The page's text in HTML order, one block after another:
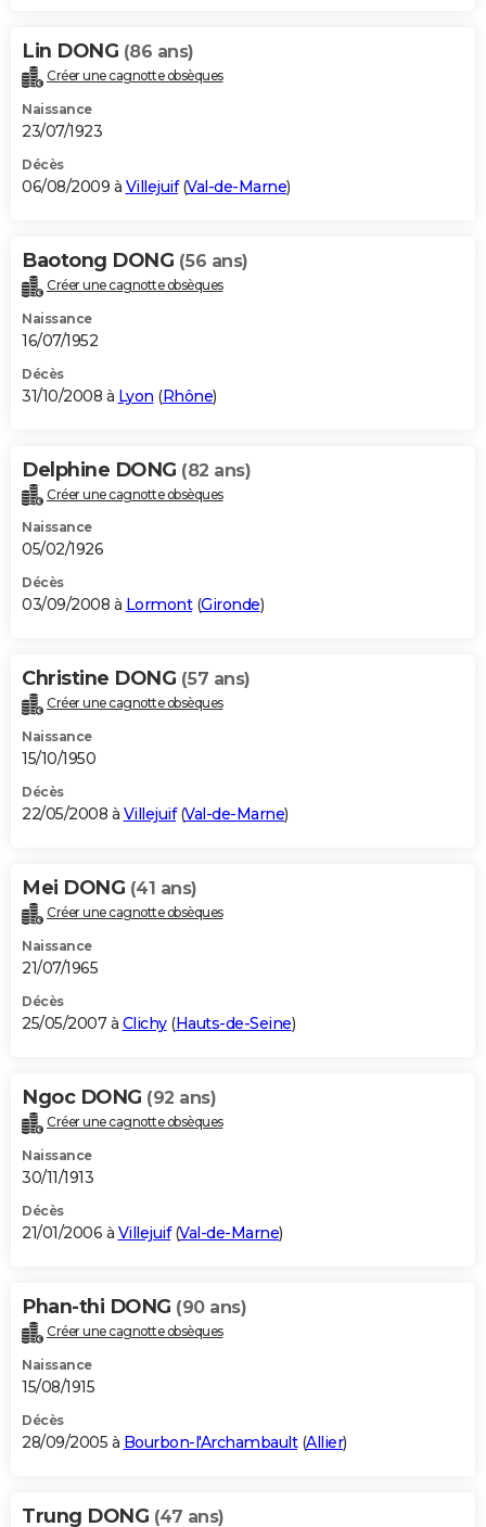
Lin DONG (86 ans)
Créer une cagnotte obsèques
Naissance
23/07/1923
Décès
06/08/2009 à Villejuif(Val-de-Marne)
Baotong DONG (56 ans)
Créer une cagnotte obsèques
Naissance
16/07/1952
Décès
31/10/2008 à Lyon (Rhône)
Delphine DONG (82 ans)
Créer une cagnotte obsèques
Naissance
05/02/1926
Décès
03/09/2008 à Lormont(Gironde)
Christine DONG (57 ans)
Créer une cagnotte obsèques
Naissance
15/10/1950
Décès
22/05/2008 à Villejuif(Val-de-Marne)
Mei DONG (41 ans)
Créer une cagnotte obsèques
Naissance
21/07/1965
Décès
25/05/2007 à Clichy(Hauts-de-Seine)
Ngoc DONG (92 ans)
Créer une cagnotte obsèques
Naissance
30/11/1913
Décès
21/01/2006 à Villejuif(Val-de-Marne)
Phan-thi DONG (90 ans)
Créer une cagnotte obsèques
Naissance
15/08/1915
Décès
28/09/2005 à Bourbon-l'Archambault(Allier)
Trung DONG (47 ans)